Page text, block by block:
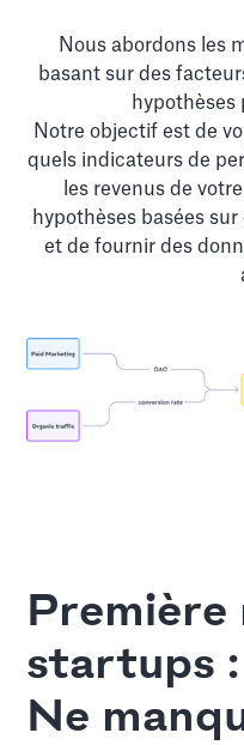
Nous abordons les
basant sur des
hypothèses
Notre objectif est de
quels indicateurs de
les revenus de
hypothèses basées
et de fournir des
Première
startups :
Ne